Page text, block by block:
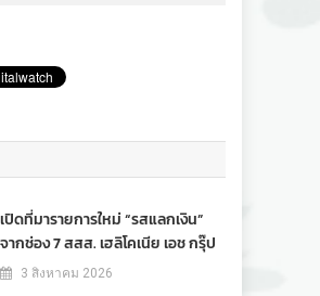
เปิดที่มารายการใหม่ “รสแลกเงิน”
จากช่อง 7 สสส. เฮลิโคเนีย เอช กรุ๊ป
3 สิงหาคม 2026